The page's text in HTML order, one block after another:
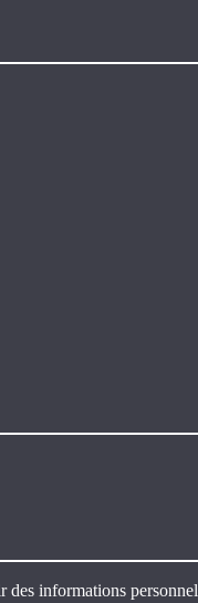
informations